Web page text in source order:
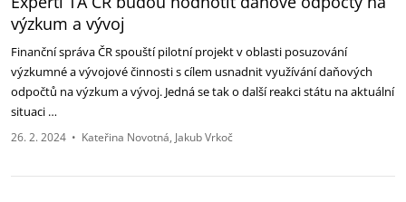
výzkum a vývoj
Finanční správa ČR spouští pilotní projekt v oblasti posuzování
výzkumné a vývojové činnosti s cílem usnadnit využívání daňových
odpočtů na výzkum a vývoj. Jedná se tak o další reakci státu na aktuální
situaci …
26. 2. 2024 • Kateřina Novotná Jakub Vrkoč